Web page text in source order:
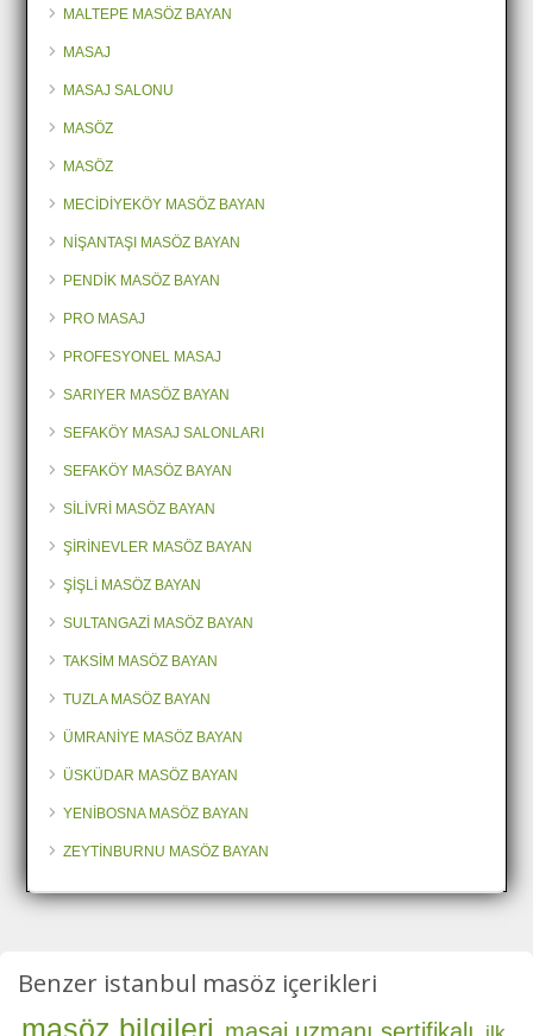
MALTEPE MASÖZ BAYAN
MASAJ
MASAJ SALONU
MASÖZ
MASÖZ
MECİDİYEKÖY MASÖZ BAYAN
NİŞANTAŞI MASÖZ BAYAN
PENDİK MASÖZ BAYAN
PRO MASAJ
PROFESYONEL MASAJ
SARIYER MASÖZ BAYAN
SEFAKÖY MASAJ SALONLARI
SEFAKÖY MASÖZ BAYAN
SİLİVRİ MASÖZ BAYAN
ŞİRİNEVLER MASÖZ BAYAN
ŞİŞLİ MASÖZ BAYAN
SULTANGAZİ MASÖZ BAYAN
TAKSİM MASÖZ BAYAN
TUZLA MASÖZ BAYAN
ÜMRANİYE MASÖZ BAYAN
ÜSKÜDAR MASÖZ BAYAN
YENİBOSNA MASÖZ BAYAN
ZEYTİNBURNU MASÖZ BAYAN
Benzer istanbul masöz içerikleri
masöz bilgileri masaj uzmanı sertifikalı